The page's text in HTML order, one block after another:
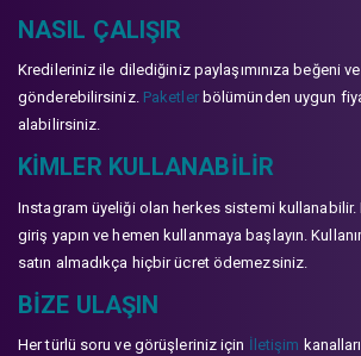
NASIL ÇALIŞIR
Kredileriniz ile dilediğiniz paylaşımınıza beğeni
gönderebilirsiniz. Paketlerbölümünden uygun
alabilirsiniz.
KIMLER KULLANABILIR
Instagram üyeliği olan herkes sistemi kullanabilir.
giriş yapın ve hemen kullanmaya başlayın.
satın almadıkça hiçbir ücret ödemezsiniz.
BIZE ULAŞIN
Her türlü soru ve görüşleriniz için İletişim